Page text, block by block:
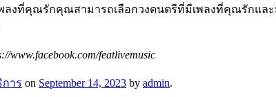
งที่คุณรักคุณสามารถเลือกวงดนตรีที่มีเพลงที่คุณรักแล
www.facebook.com/featlivemusic
การ on September 14, 2023 by admin.